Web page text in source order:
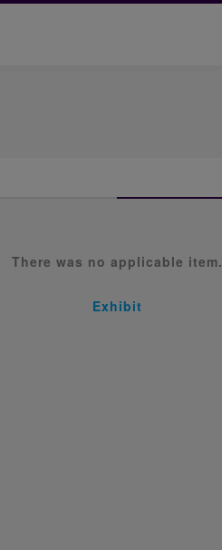
There was no applicable item.
Exhibit